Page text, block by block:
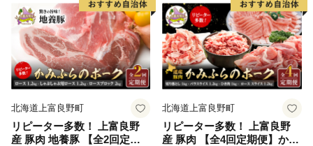
しゃぶしゃぶ カレー バラ ス
ライス 薄切り 小間切れ 焼肉
バーベキュー
落し ロース しゃぶしゃぶ 生
姜焼き とんかつ スライス 薄
切り
北海道上富良野町
リピーター多数！ 上富良野
産 豚肉 地養豚 【全2回定期
北海道上富良野町
リピーター多数！ 上富良野
産 豚肉 【全4回定期便】かみ